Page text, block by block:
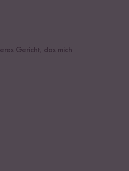
Gericht, das mich